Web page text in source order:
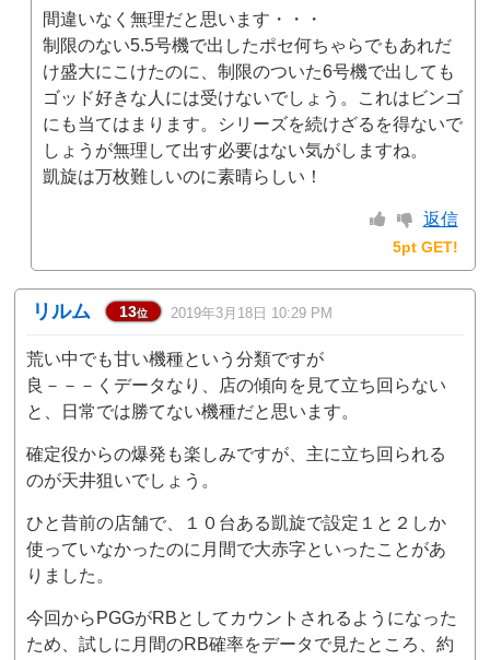
間違いなく無理だと思います・・・
制限のない5.5号機で出したポセ何ちゃらでもあれだ
け盛大にこけたのに、制限のついた6号機で出しても
ゴッド好きな人には受けないでしょう。これはビンゴ
にも当てはまります。シリーズを続けざるを得ないで
しょうが無理して出す必要はない気がしますね。
凱旋は万枚難しいのに素晴らしい！
返信
5pt GET!
リルム 13位 2019年3月18日 10:29 PM
荒い中でも甘い機種という分類ですが
良－－－くデータなり、店の傾向を見て立ち回らない
と、日常では勝てない機種だと思います。
確定役からの爆発も楽しみですが、主に立ち回られる
のが天井狙いでしょう。
ひと昔前の店舗で、１０台ある凱旋で設定１と２しか
使っていなかったのに月間で大赤字といったことがあ
りました。
今回からPGGがRBとしてカウントされるようになった
ため、試しに月間のRB確率をデータで見たところ、約